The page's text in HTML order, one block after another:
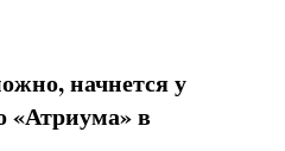
начнется у
«Атриума» в